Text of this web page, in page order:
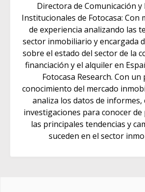
Directora de Comunicación y
Institucionales de Fotocasa: Con
de experiencia analizando las
sector inmobiliario y encargada
sobre el estado del sector de la
financiación y el alquiler en
Fotocasa Research. Con
conocimiento del mercado
analiza los datos de informes,
investigaciones para conocer
las principales tendencias y
suceden en el sector